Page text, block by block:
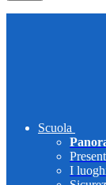
Scuola
I